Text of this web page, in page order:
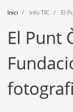
Agenda
Formació
Eines
Inici Info TIC El
El Punt